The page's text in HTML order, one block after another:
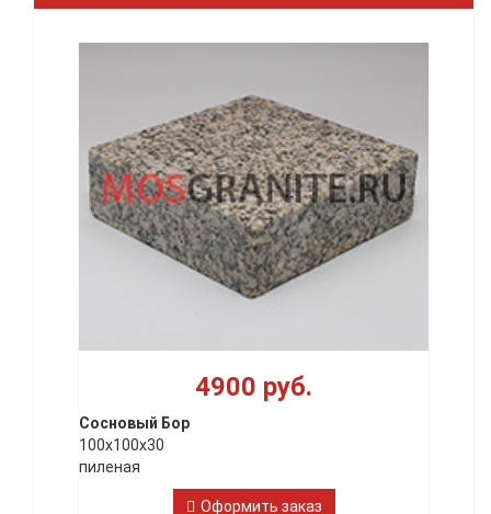
4900 руб.
Сосновый Бор
100х100х30
пиленая
Оформить заказ